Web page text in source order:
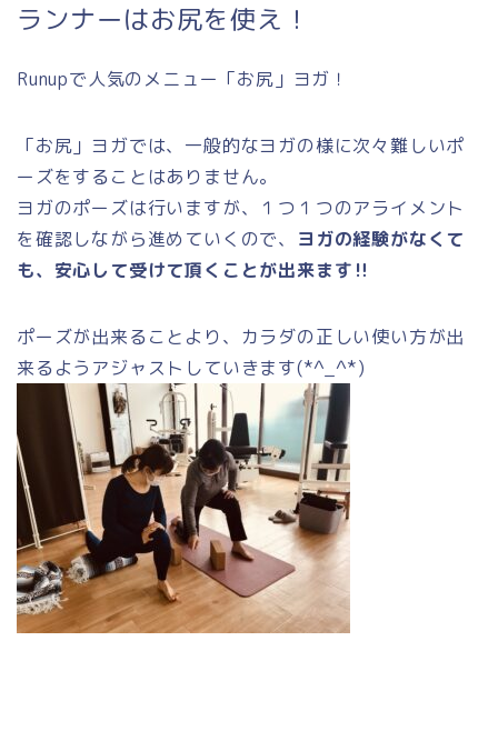
ランナーはお尻を使え！
Runupで人気のメニュー「お尻」ヨガ！
「お尻」ヨガでは、一般的なヨガの様に次々難しいポ
ーズをすることはありません。
ヨガのポーズは行いますが、１つ１つのアライメント
を確認しながら進めていくので、 ヨガの経験がなくて
も、安心して受けて頂くことが出来ます‼
ポーズが出来ることより、カラダの正しい使い方が出
来るようアジャストしていきます(*^_^*)